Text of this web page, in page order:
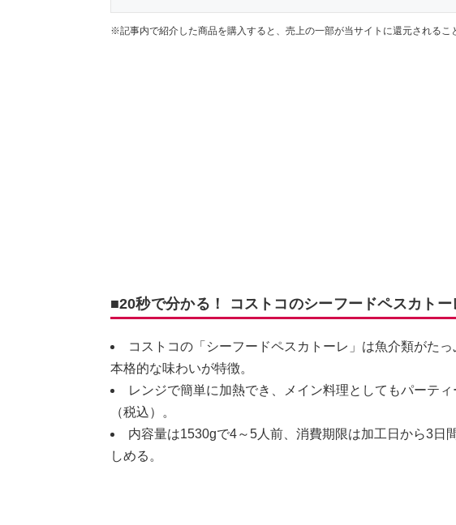
※記事内で紹介した商品を購入すると、売上の一部が当サイトに還元されるこ
■20秒で分かる！ コストコのシーフードペスカト
コストコの「シーフードペスカトーレ」は魚介類がた
本格的な味わいが特徴。
レンジで簡単に加熱でき、メイン料理としてもパーテ
（税込）。
内容量は1530gで4～5人前、消費期限は加工日から3日
しめる。